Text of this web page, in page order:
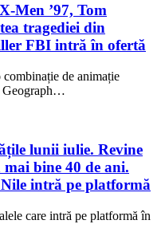
Men ’97, Tom
tragediei din
FBI intră în ofertă
de animație
Geograph…
lunii iulie. Revine
bine 40 de ani.
intră pe platformă
care intră pe platformă în